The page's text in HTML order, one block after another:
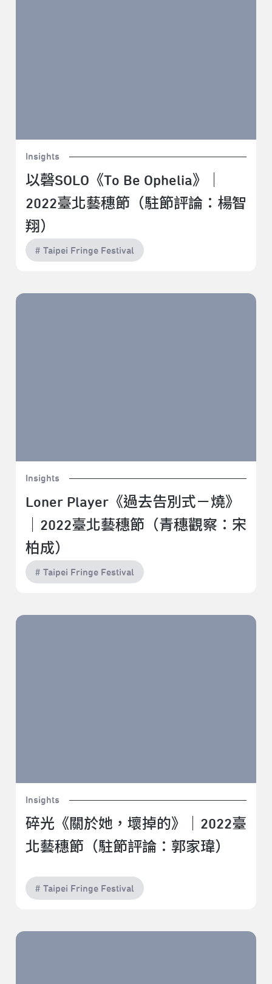
Insights
以磬SOLO《To Be Ophelia》｜
2022臺北藝穗節（駐節評論：楊智
翔）
# Taipei Fringe Festival
Loner Player《過去告別式－燒》｜2022臺北藝穗節
Insights
Loner Player《過去告別式－燒》
｜2022臺北藝穗節（青穗觀察：宋
柏成）
# Taipei Fringe Festival
碎光《關於她，壞掉的》｜2022臺北藝穗節（駐節評
Insights
碎光《關於她，壞掉的》｜2022臺
北藝穗節（駐節評論：郭家瑋）
# Taipei Fringe Festival
毒藥姊妹《喂，找誰？》｜2022臺北藝穗節（駐節評